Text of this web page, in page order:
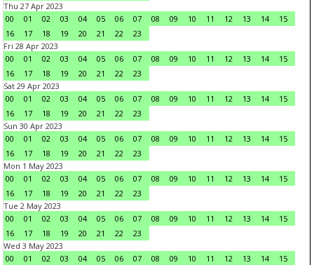
Thu 27 Apr 2023
00
01 02 03 04 05 06 07 08 09 10 11 12 13 14
15
16
17 18 19 20 21 22
23
Fri 28 Apr 2023
00
01 02 03 04 05 06 07 08 09 10 11 12 13 14
15
16
17 18 19 20 21 22
23
Sat 29 Apr 2023
00
01 02 03 04 05 06 07 08 09 10 11 12 13 14
15
16
17 18 19 20 21 22
23
Sun 30 Apr 2023
00
01 02 03 04 05 06 07 08 09 10 11 12 13 14
15
16
17 18 19 20 21 22
23
Mon 1 May 2023
00
01 02 03 04 05 06 07 08 09 10 11 12 13 14
15
16
17 18 19 20 21 22
23
Tue 2 May 2023
00
01 02 03 04 05 06 07 08 09 10 11 12 13 14
15
16
17 18 19 20 21 22
23
Wed 3 May 2023
00
01 02 03 04 05 06 07 08 09 10 11 12 13 14
15